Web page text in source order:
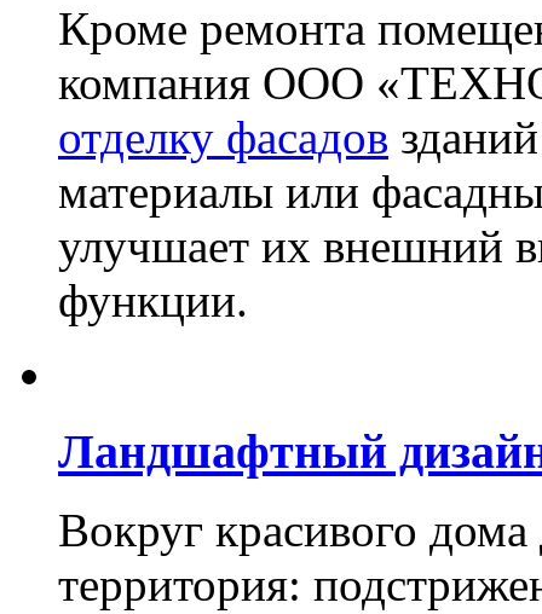
Кроме ремонта
компания ООО
отделку фасадов
материалы или
улучшает их внешний
функции.
Ландшафтный
Вокруг красивого
территория: